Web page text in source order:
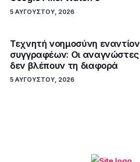
5 ΑΥΓΟΎΣΤΟΥ, 2026
Τεχνητή νοημοσύνη εναντίον
συγγραφέων: Οι αναγνώστες
δεν βλέπουν τη διαφορά
5 ΑΥΓΟΎΣΤΟΥ, 2026